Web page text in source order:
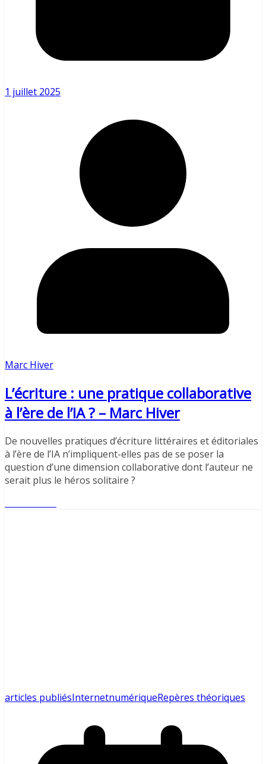
1 juillet 2025
Marc Hiver
L’écriture : une pratique collaborative
à l’ère de l’IA ? – Marc Hiver
De nouvelles pratiques d’écriture littéraires et éditoriales
à l’ère de l’IA n’impliquent-elles pas de se poser la
question d’une dimension collaborative dont l’auteur ne
serait plus le héros solitaire ?
articles publiésInternetnumériqueRepères théoriques